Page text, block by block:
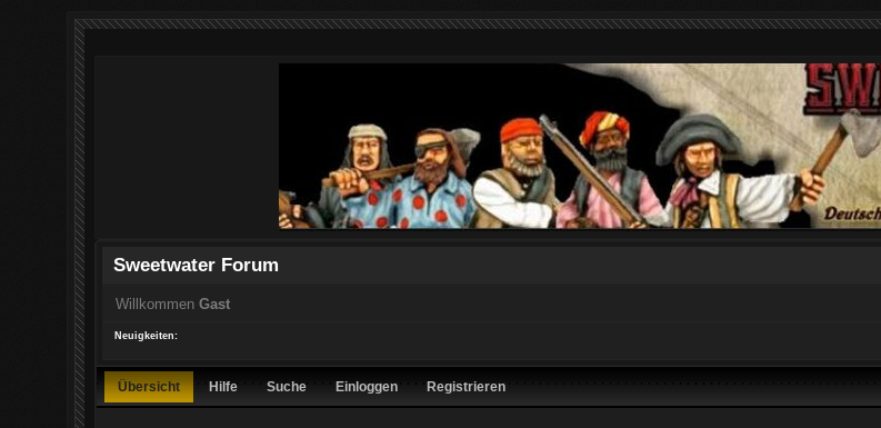
Sweetwater Forum
Willkommen Gast
Neuigkeiten:
Übersicht Hilfe Suche Einloggen Registrieren